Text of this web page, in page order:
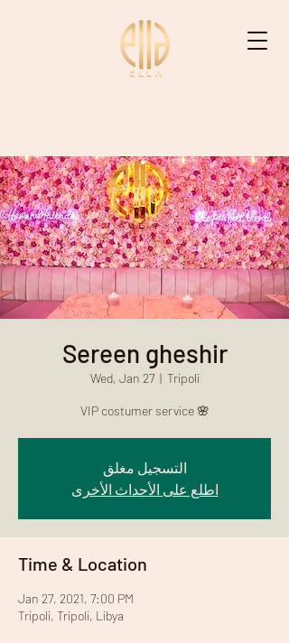
ELLA - إيْلاّ
Sereen gheshir
Wed, Jan 27
  |
Tripoli
VIP costumer service 🌸
التسجيل مغلق
اطلع على الأحداث الأخرى
Time & Location
Jan 27, 2021, 7:00 PM
Tripoli, Tripoli, Libya